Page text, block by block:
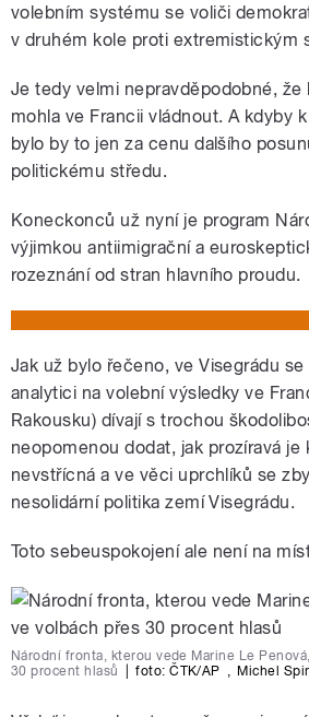
volebním systému se voliči
v druhém kole proti extremistickým
Je tedy velmi nepravděpodobné, že
mohla ve Francii vládnout. A kdyby
bylo by to jen za cenu dalšího
politickému středu.
Koneckonců už nyní je program
výjimkou antiimigrační a
rozeznání od stran hlavního proudu.
Jak už bylo řečeno, ve Visegrádu
analytici na volební výsledky ve
Rakousku) dívají s trochou
neopomenou dodat, jak prozíravá je
nevstřícná a ve věci uprchlíků se
nesolidární politika zemí Visegrádu.
Toto sebeuspokojení ale není na
Národní fronta, kterou vede Marine Le
30 procent hlasů
foto: ČTK/AP Michel